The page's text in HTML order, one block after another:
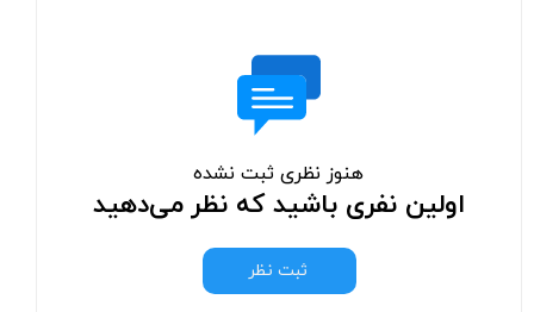
هنوز نظری ثبت نشده
اولین نفری باشید که نظر می‌دهید
ثبت نظر